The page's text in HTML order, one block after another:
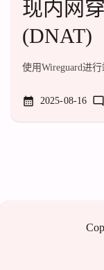
现内网
(DNAT)
使用Wireguard进
2025-08-16